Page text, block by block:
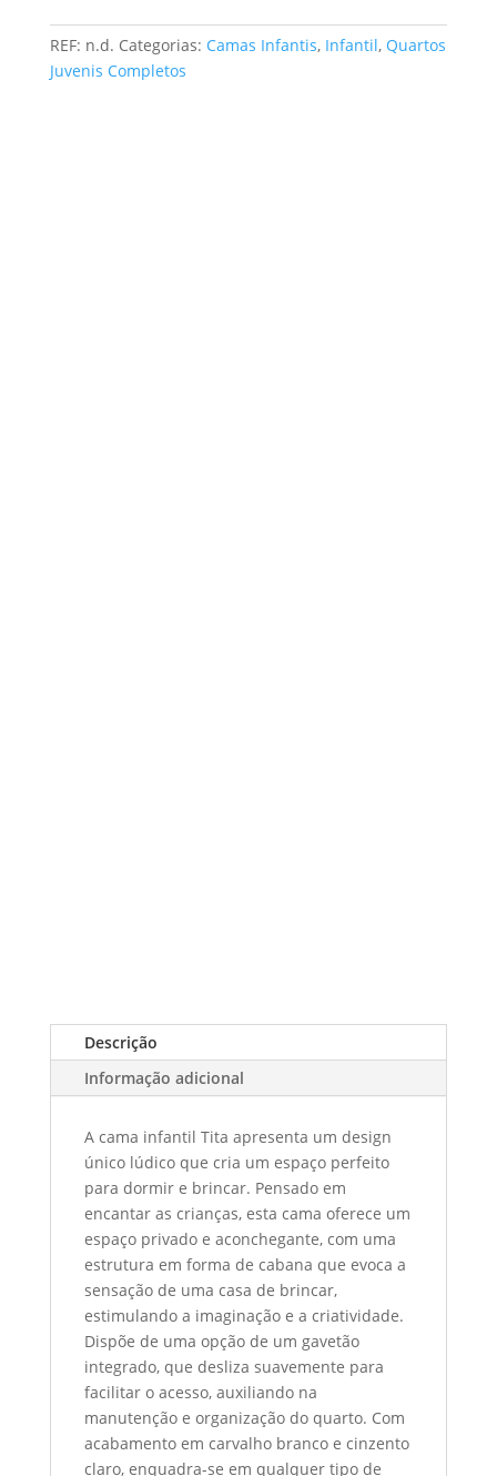
Porta
Deslizante
451,00 €
through
REF: n.d. Categorias: Camas Infantis, Infantil, Quartos
Juvenis Completos
Descrição
Informação adicional
A cama infantil Tita apresenta um design
único lúdico que cria um espaço perfeito
para dormir e brincar. Pensado em
encantar as crianças, esta cama oferece um
espaço privado e aconchegante, com uma
estrutura em forma de cabana que evoca a
sensação de uma casa de brincar,
estimulando a imaginação e a criatividade.
Dispõe de uma opção de um gavetão
integrado, que desliza suavemente para
facilitar o acesso, auxiliando na
manutenção e organização do quarto. Com
acabamento em carvalho branco e cinzento
claro, enquadra-se em qualquer tipo de